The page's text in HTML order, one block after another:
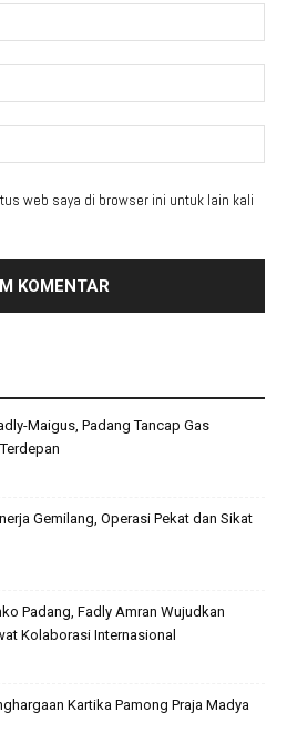
web saya di browser ini untuk lain kali
Maigus, Padang Tancap Gas
Gemilang, Operasi Pekat dan Sikat
Padang, Fadly Amran Wujudkan
Kolaborasi Internasional
Kartika Pamong Praja Madya